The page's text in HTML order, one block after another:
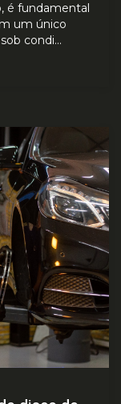
é fundamental
um único
condi...